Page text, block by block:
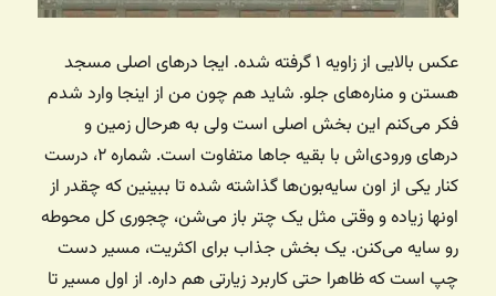
عکس بالایی از زاویه ۱ گرفته شده. ایجا درهای اصلی مسجد
هستن و مناره‌های جلو. شاید هم چون من از اینجا وارد شدم
فکر می‌کنم این بخش اصلی است ولی به هرحال زمین و
درهای ورودی‌اش با بقیه جاها متفاوت است. شماره ۲، درست
کنار یکی از اون سایه‌بون‌ها گذاشته شده تا ببینین که چقدر از
اونها زیاده و وقتی مثل یک چتر باز می‌شن، چجوری کل محوطه
رو سایه می‌کنن. یک بخش جذاب برای اکثریت، مسیر دست
چپ است که ظاهرا حتی کاربرد زیارتی هم داره. از اول مسیر تا